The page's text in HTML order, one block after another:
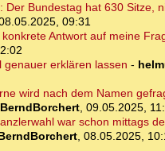
Der Bundestag hat 630 Sitze,
09:31
Antwort auf meine
genauer erklären lassen -
wird nach dem Namen
BerndBorchert, 09.05.2025,
war schon mittags
, 08.05.2025,